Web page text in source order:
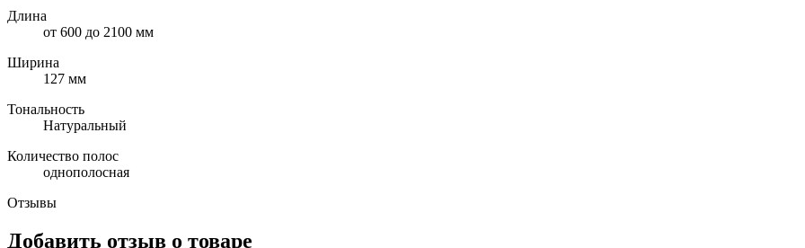
Длина
от 600 до 2100 мм
Ширина
127 мм
Тональность
Натуральный
Количество полос
однополосная
Отзывы
Добавить отзыв о товаре